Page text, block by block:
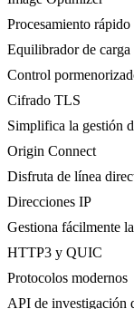
Procesamiento
Equilibrador de carga
Control
Cifrado TLS
Simplifica la gestión
Origin Connect
Disfruta de línea
Direcciones IP
Gestiona fácilmente
HTTP3 y QUIC
Protocolos modernos
API de investigación